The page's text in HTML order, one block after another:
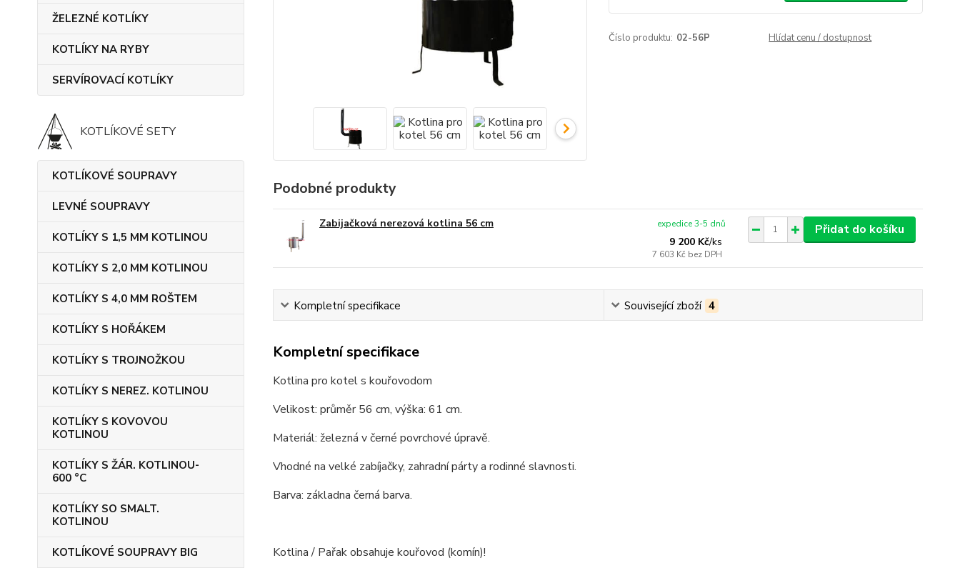
ŽELEZNÉ KOTLÍKY
KOTLÍKY NA RYBY
SERVÍROVACÍ KOTLÍKY
KOTLÍKOVÉ SETY
KOTLÍKOVÉ SOUPRAVY
LEVNÉ SOUPRAVY
KOTLÍKY S 1,5 MM KOTLINOU
KOTLÍKY S 2,0 MM KOTLINOU
KOTLÍKY S 4,0 MM ROŠTEM
KOTLÍKY S HOŘÁKEM
KOTLÍKY S TROJNOŽKOU
KOTLÍKY S NEREZ. KOTLINOU
KOTLÍKY S KOVOVOU
KOTLINOU
KOTLÍKY S ŽÁR. KOTLINOU-
600 °C
KOTLÍKY SO SMALT.
KOTLINOU
KOTLÍKOVÉ SOUPRAVY BIG
Číslo produktu: 02-56P Hlídat cenu / dostupnost
Podobné produkty
Zabijačková nerezová kotlina 56 cm
9 200 Kč/ks
7 603 Kč bez DPH
expedice 3-5 dnů Přidat do košíku
Kompletní specifikace Související zboží 4
Kompletní specifikace
Kotlina pro kotel s kouřovodom
Velikost: průměr 56 cm, výška: 61 cm.
Materiál: železná v černé povrchové úpravě.
Vhodné na velké zabíjačky, zahradní párty a rodinné slavnosti.
Barva: základna černá barva.
Kotlina / Pařak obsahuje kouřovod (komín)!